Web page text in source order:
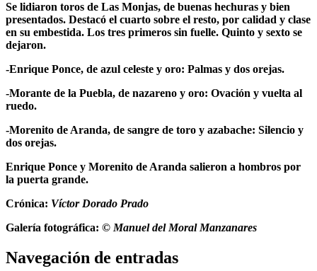
Se lidiaron toros de Las Monjas, de buenas hechuras y bien
presentados. Destacó el cuarto sobre el resto, por calidad y clase
en su embestida. Los tres primeros sin fuelle. Quinto y sexto se
dejaron.
-Enrique Ponce, de azul celeste y oro: Palmas y dos orejas.
-Morante de la Puebla, de nazareno y oro: Ovación y vuelta al
ruedo.
-Morenito de Aranda, de sangre de toro y azabache: Silencio y
dos orejas.
Enrique Ponce y Morenito de Aranda salieron a hombros por
la puerta grande.
Crónica: Víctor Dorado Prado
Galería fotográfica: © Manuel del Moral Manzanares
Navegación de entradas